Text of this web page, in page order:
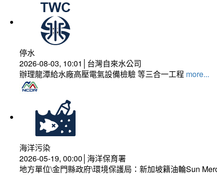
停水
2026-08-03, 10:01│台灣自來水公司
辦理龍潭給水廠高壓電氣設備檢驗 等三合一工程 more...
海洋污染
2026-05-19, 00:00│海洋保育署
地方單位\金門縣政府\環境保護局：新加坡籍油輪Sun